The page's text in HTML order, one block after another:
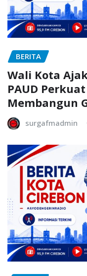
BERITA
Wali Kota
PAUD
Membangun
surgafmadmin